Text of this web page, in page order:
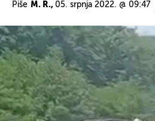
Piše M. R., 05. srpnja 2022. @ 09:47